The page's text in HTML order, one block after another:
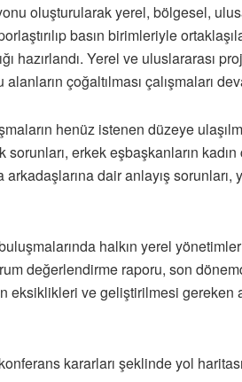
oluşturularak yerel, bölgesel,
basın birimleriyle
hazırlandı. Yerel ve uluslararası
çoğaltılması çalışmaları
henüz istenen düzeye
erkek eşbaşkanların kadın
dair anlayış
halkın yerel
değerlendirme raporu, son
ve geliştirilmesi gereken
kararları şeklinde yol